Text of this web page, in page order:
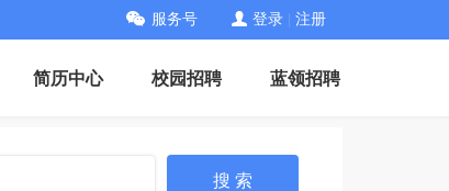
服务号 登录 注册
简历中心 校园招聘 蓝领招聘
搜 索